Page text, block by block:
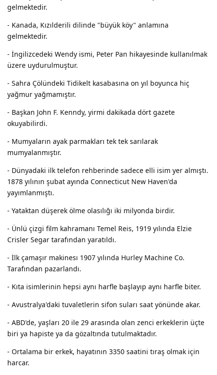
gelmektedir.
- Kanada, Kızılderili dilinde "büyük köy" anlamına
gelmektedir.
- İngilizcedeki Wendy ismi, Peter Pan hikayesinde kullanılmak
üzere uydurulmuştur.
- Sahra Çölündeki Tidikelt kasabasına on yıl boyunca hiç
yağmur yağmamıştır.
- Başkan John F. Kenndy, yirmi dakikada dört gazete
okuyabilirdi.
- Mumyaların ayak parmakları tek tek sarılarak
mumyalanmıştır.
- Dünyadaki ilk telefon rehberinde sadece elli isim yer almıştı.
1878 yılının şubat ayında Connecticut New Haven'da
yayımlanmıştı.
- Yataktan düşerek ölme olasılığı iki milyonda birdir.
- Ünlü çizgi film kahramanı Temel Reis, 1919 yılında Elzie
Crisler Segar tarafından yaratıldı.
- İlk çamaşır makinesı 1907 yılında Hurley Machine Co.
Tarafından pazarlandı.
- Kıta isimlerinin hepsi aynı harfle başlayıp aynı harfle biter.
- Avustralya'daki tuvaletlerin sifon suları saat yönünde akar.
- ABD'de, yaşları 20 ile 29 arasında olan zenci erkeklerin üçte
biri ya hapiste ya da gözaltında tutulmaktadır.
- Ortalama bir erkek, hayatının 3350 saatini tıraş olmak için
harcar.